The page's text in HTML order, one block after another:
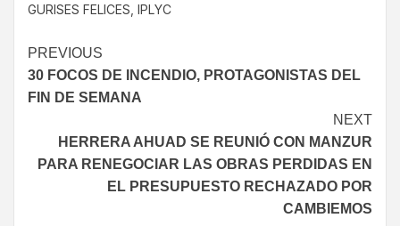
GURISES FELICES IPLYC
PREVIOUS
30 FOCOS DE INCENDIO, PROTAGONISTAS DEL
FIN DE SEMANA
NEXT
HERRERA AHUAD SE REUNIÓ CON MANZUR
PARA RENEGOCIAR LAS OBRAS PERDIDAS EN
EL PRESUPUESTO RECHAZADO POR
CAMBIEMOS